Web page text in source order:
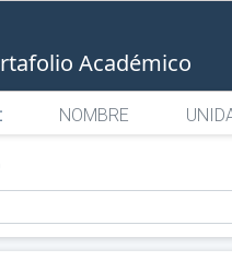
Académico
NOMBRE